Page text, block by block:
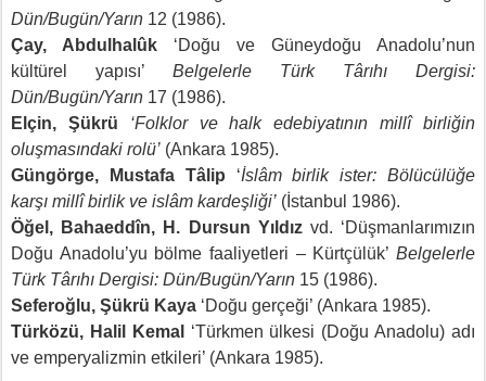
Dün/Bugün/Yarın 12 (1986).
Çay, Abdulhalûk ‘Doğu ve Güneydoğu Anadolu’nun
kültürel yapısı’ Belgelerle Türk Târıhı Dergisi:
Dün/Bugün/Yarın 17 (1986).
Elçin, Şükrü
‘Folklor ve halk edebiyatının millî birliğin
oluşmasındaki rolü’ (Ankara 1985).
Güngörge, Mustafa Tâlip ‘İslâm birlik ister: Bölücülüğe
karşı millî birlik ve islâm kardeşliği’ (İstanbul 1986).
Öğel, Bahaeddîn, H. Dursun Yıldızvd. ‘Düşmanlarımızın
Doğu Anadolu’yu bölme faaliyetleri – Kürtçülük’ Belgelerle
Türk Târıhı Dergisi: Dün/Bugün/Yarın 15 (1986).
Seferoğlu, Şükrü Kaya ‘Doğu gerçeği’ (Ankara 1985).
Türközü, Halil Kemal
‘Türkmen ülkesi (Doğu Anadolu) adı
ve emperyalizmin etkileri’ (Ankara 1985).